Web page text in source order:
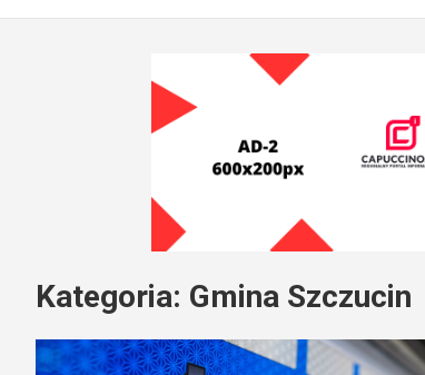
Kategoria: Gmina Szczucin